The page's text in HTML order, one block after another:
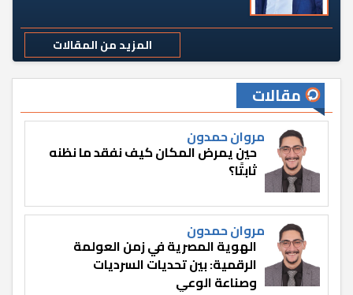
المزيد من المقالات
مقالات
مروان حمدون
حين يمرض المكان كيف نفقد ما نظنه
ثابتًا؟
مروان حمدون
الهوية المصرية في زمن العولمة
الرقمية: بين تحديات السرديات
وصناعة الوعي